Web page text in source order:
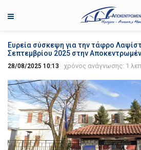
Ευρεία σύσκεψη για την τάφρο
Σεπτεμβρίου 2025 στην
28/08/2025 10:13 χρόνος ανάγνωσης: 1